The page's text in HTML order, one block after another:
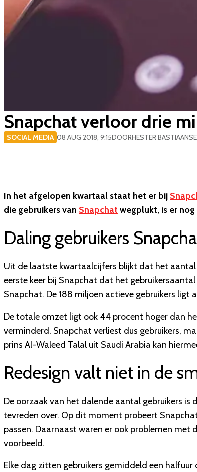
Snapchat verloor drie
SOCIAL MEDIA 08 AUG 2018, 9:15DOORHESTER BASTIAANSE
In het afgelopen kwartaal staat het er bij
die gebruikers van Snapchat wegplukt, is er
Daling gebruikers
Uit de laatste kwartaalcijfers blijkt dat het aantal
eerste keer bij Snapchat dat het
Snapchat. De 188 miljoen actieve gebruikers
De totale omzet ligt ook 44 procent hoger dan
verminderd. Snapchat verliest dus gebruikers,
prins Al-Waleed Talal uit Saudi Arabia kan
Redesign valt niet in de
De oorzaak van het dalende aantal gebruikers is
tevreden over. Op dit moment probeert
passen. Daarnaast waren er ook problemen met
voorbeeld.
Elke dag zitten gebruikers gemiddeld een